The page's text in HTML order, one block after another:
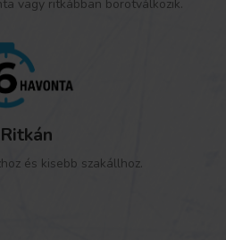
vagy ritkábban borotválkozik.
Ritkán
és kisebb szakállhoz.